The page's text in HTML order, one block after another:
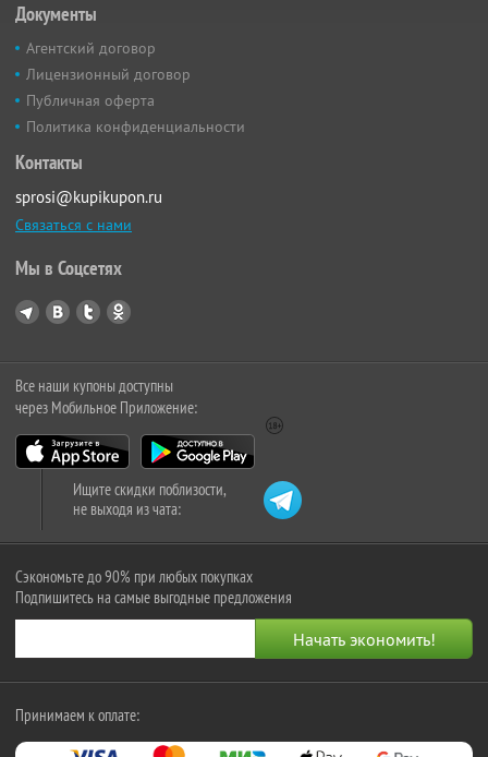
Документы
Агентский договор
Лицензионный договор
Публичная оферта
Политика конфиденциальности
Контакты
sprosi@kupikupon.ru
Связаться с нами
Мы в Соцсетях
Все наши купоны доступны
через Мобильное Приложение:
Ищите скидки поблизости,
не выходя из чата:
Сэкономьте до 90% при любых покупках
Подпишитесь на самые выгодные предложения
Принимаем к оплате: